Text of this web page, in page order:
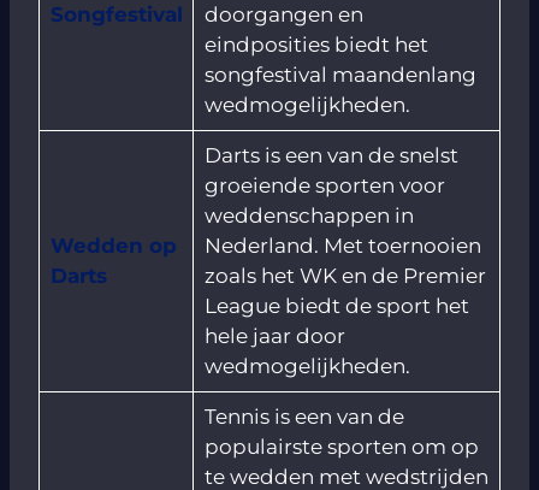
Songfestival
doorgangen en
eindposities biedt het
songfestival maandenlang
wedmogelijkheden.
Wedden op
Darts
Darts is een van de snelst
groeiende sporten voor
weddenschappen in
Nederland. Met toernooien
zoals het WK en de Premier
League biedt de sport het
hele jaar door
wedmogelijkheden.
Tennis is een van de
populairste sporten om op
te wedden met wedstrijden